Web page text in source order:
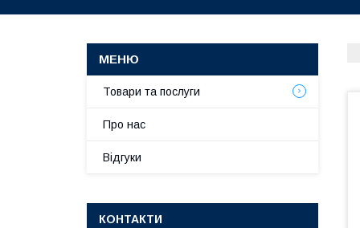
Товари та послуги
Про нас
Відгуки
КОНТАКТИ